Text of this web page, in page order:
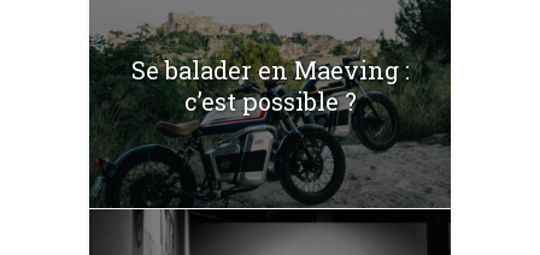
Se balader en Maeving :
c’est possible ?